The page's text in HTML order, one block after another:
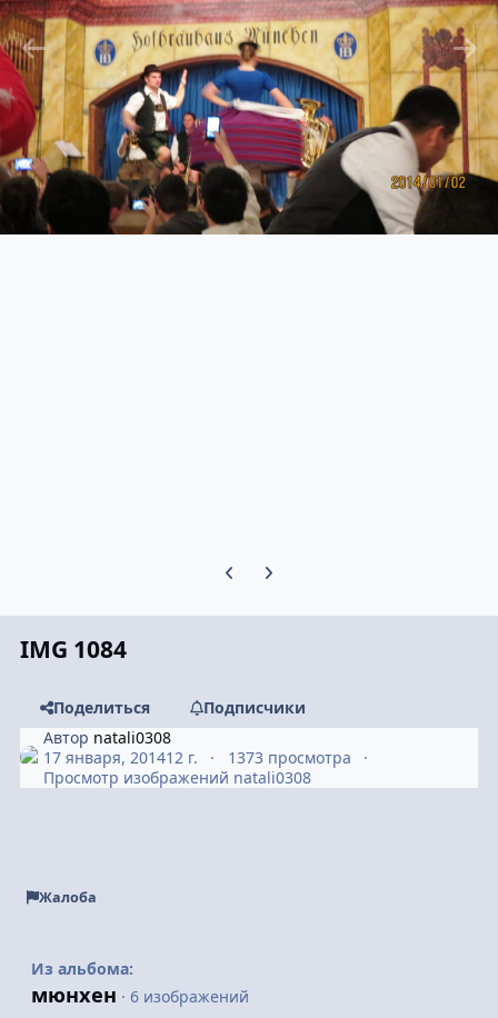
Предыдущий слайд карусели
Следующий слайд карусели
IMG 1084
Поделиться
Подписчики
Автор natali0308
17 января, 201412 г.
1373 просмотра
Просмотр изображений natali0308
Жалоба
Из альбома:
мюнхен · 6 изображений